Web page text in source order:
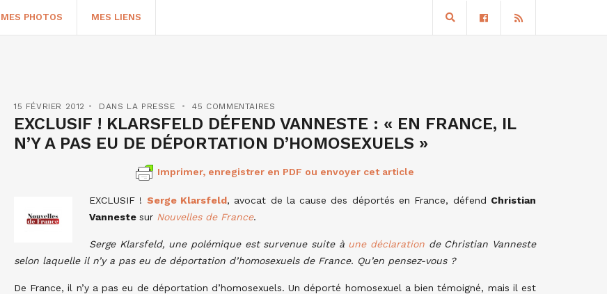
MES PHOTOS MES LIENS
15 FÉVRIER 2012 DANS LA PRESSE 45 COMMENTAIRES
EXCLUSIF ! KLARSFELD DÉFEND VANNESTE : « EN FRANCE, IL
N’Y A PAS EU DE DÉPORTATION D’HOMOSEXUELS »
Imprimer, enregistrer en PDF ou envoyer cet article
EXCLUSIF ! Serge Klarsfeld, avocat de la cause des déportés en France, défend Christian
Vanneste sur Nouvelles de France.
Serge Klarsfeld, une polémique est survenue suite à une déclaration de Christian Vanneste
selon laquelle il n’y a pas eu de déportation d’homosexuels de France. Qu’en pensez-vous ?
De France, il n’y a pas eu de déportation d’homosexuels. Un déporté homosexuel a bien témoigné, mais il est